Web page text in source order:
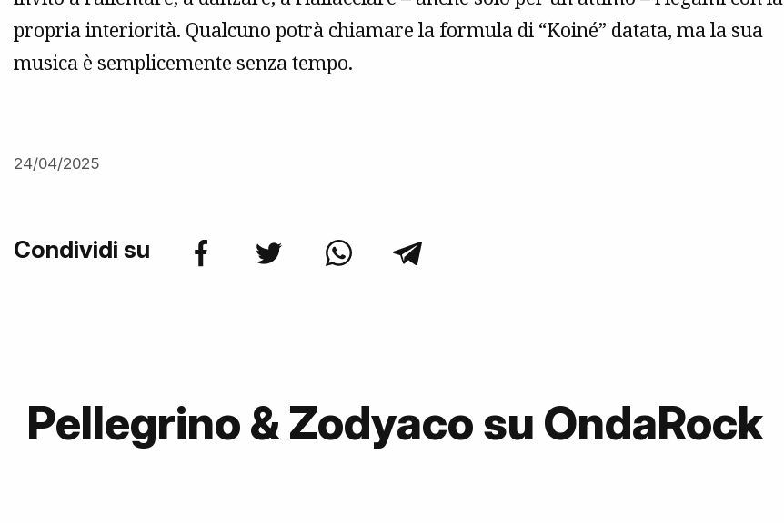
propria interiorità. Qualcuno potrà chiamare la formula di “Koiné” datata, ma la sua
musica è semplicemente senza tempo.
24/04/2025
Condividi su
Pellegrino & Zodyaco su OndaRock